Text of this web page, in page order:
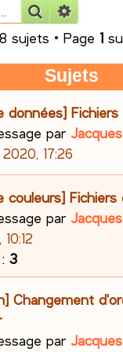
Rechercher
8 sujets • Page 1
Sujets
données]
par
17:26
couleurs]
par
:3
Changement
par